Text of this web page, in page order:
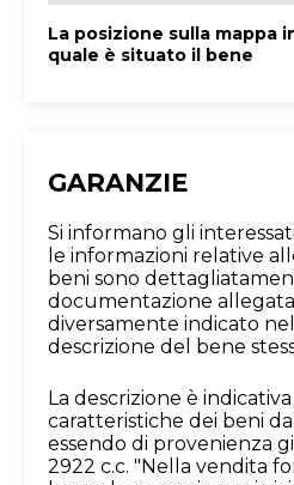
La posizione sulla mappa
quale è situato il bene
GARANZIE
Si informano gli
le informazioni relative
beni sono
documentazione
diversamente indicato
descrizione del bene
La descrizione è
caratteristiche dei beni
essendo di provenienza
2922 c.c. "Nella vendita